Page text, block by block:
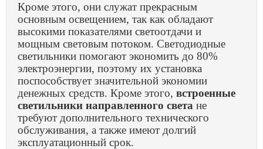
Кроме этого, они служат прекрасным
основным освещением, так как обладают
высокими показателями светоотдачи и
мощным световым потоком. Светодиодные
светильники помогают экономить до 80%
электроэнергии, поэтому их установка
поспособствует значительной экономии
денежных средств. Кроме этого, встроенные
светильники направленного света не
требуют дополнительного технического
обслуживания, а также имеют долгий
эксплуатационный срок.